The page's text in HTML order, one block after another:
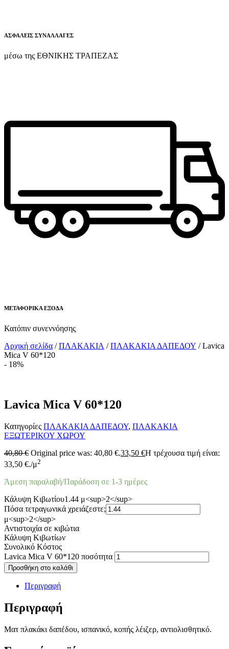
ΑΣΦΑΛΕΙΣ ΣΥΝΑΛΛΑΓΕΣ
μέσω της ΕΘΝΙΚΗΣ ΤΡΑΠΕΖΑΣ
ΜΕΤΑΦΟΡΙΚΑ ΕΞΟΔΑ
Κατόπιν συνεννόησης
Αρχική σελίδα /ΠΛΑΚΑΚΙΑ /ΠΛΑΚΑΚΙΑ ΔΑΠΕΔΟΥ / Lavica
Mica V 60*120
- 18%
Lavica Mica V 60*120
Κατηγορίες ΠΛΑΚΑΚΙΑ ΔΑΠΕΔΟΥ, ΠΛΑΚΑΚΙΑ
ΕΞΩΤΕΡΙΚΟΥ ΧΩΡΟΥ
40,80€ Original price was: 40,80 €.33,50 €Η τρέχουσα τιμή είναι:
33,50 €./μ2
Άμεση παραλαβή/Παράδοση σε 1-3 ημέρες
Κάλυψη Κιβωτίου1.44 μ<sup>2</sup>
Πόσα τετραγωνικά χρειάζεστε;
μ<sup>2</sup>
Αντιστοιχία σε κιβώτια
Κάλυψη Κιβωτίων
Συνολικό Κόστος
Lavica Mica V 60*120 ποσότητα
Προσθήκη στο καλάθι
Περιγραφή
Περιγραφή
Ματ πλακάκι δαπέδου, ισπανικό, κοπής λέιζερ, αντιολισθητικό.